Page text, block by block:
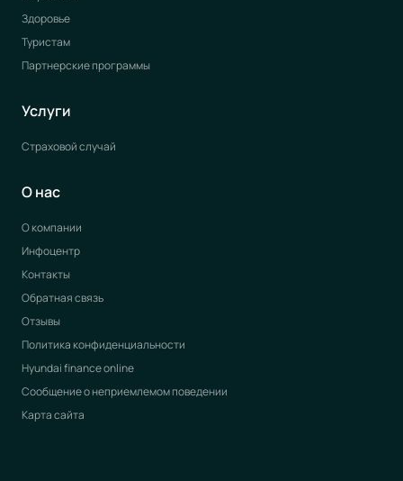
Здоровье
Туристам
Партнерские программы
Услуги
Страховой случай
О нас
О компании
Инфоцентр
Контакты
Обратная связь
Отзывы
Политика конфиденциальности
Hyundai finance online
Сообщение о неприемлемом поведении
Карта сайта